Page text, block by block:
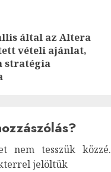
által az Altera
vételi ajánlat,
stratégia
nem tesszük közzé.
jelöltük